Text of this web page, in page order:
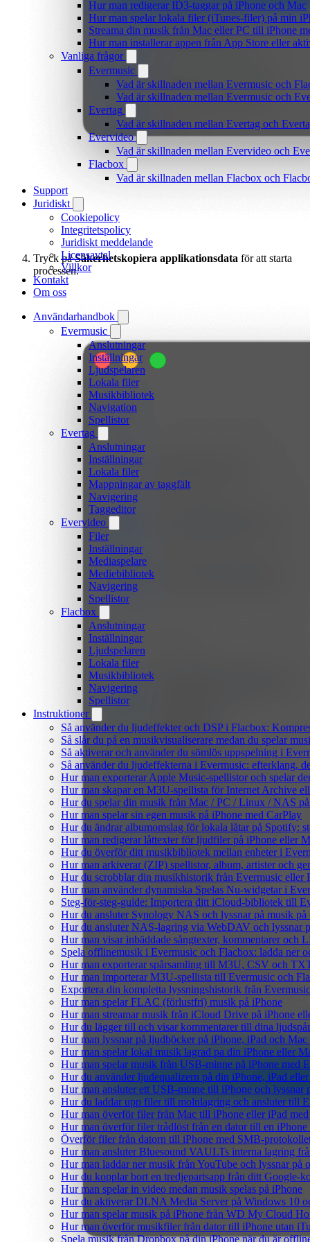
Hur man redigerar ID3-taggar på iPhone och Mac
Hur man spelar lokala filer (iTunes-filer) på min
Streama din musik från Mac eller PC till iPhone
Hur man installerar appen från App Store eller
Vanliga frågor
Evermusic
Vad är skillnaden mellan Evermusic och
Vad är skillnaden mellan Evermusic och
Evertag
Vad är skillnaden mellan Evertag och
Evervideo
Vad är skillnaden mellan Evervideo och
Flacbox
Vad är skillnaden mellan Flacbox och
Support
Juridiskt
Cookiepolicy
Integritetspolicy
Juridiskt meddelande
Licensavtal
Villkor
Kontakt
Om oss
Användarhandbok
Evermusic
Anslutningar
Inställningar
Ljudspelaren
Lokala filer
Musikbibliotek
Navigation
Spellistor
Evertag
Anslutningar
Inställningar
Lokala filer
Mappningar av taggfält
Navigering
Taggeditor
Evervideo
Filer
Inställningar
Mediaspelare
Mediebibliotek
Navigering
Spellistor
Flacbox
Anslutningar
Inställningar
Ljudspelaren
Lokala filer
Musikbibliotek
Navigering
Spellistor
Instruktioner
Så använder du ljudeffekter och DSP i Flacbox:
Så slår du på en musikvisualiserare medan du spelar
Så aktiverar och använder du sömlös uppspelning i
Så använder du ljudeffekterna i Evermusic: efterklang,
Hur man exporterar Apple Music-spellistor och spelar
Hur man skapar en M3U-spellista för Internet Archive
Hur du spelar din musik från Mac / PC / Linux / NAS
Hur man spelar sin egen musik på iPhone med CarPlay
Hur du ändrar albumomslag för lokala låtar på Spotify:
Hur man redigerar låttexter för ljudfiler på iPhone eller
Hur du överför ditt musikbibliotek mellan enheter i
Hur man arkiverar (ZIP) spellistor, album, artister och
Hur du scrobblar din musikhistorik från Evermusic eller
Hur man använder dynamiska Spelas Nu-widgetar i
Steg-för-steg-guide: Importera ditt iCloud-bibliotek till
Hur du ansluter Synology NAS och lyssnar på musik
Hur du ansluter NAS-lagring via WebDAV och lyssnar
Hur man visar inbäddade sångtexter, kommentarer och
Spela offlinemusik i Evermusic och Flacbox: ladda ner
Hur man exporterar spårsamling till M3U, CSV och
Hur man importerar M3U-spellista till Evermusic och
Exportera din kompletta lyssningshistorik från
Hur man spelar FLAC (förlustfri) musik på iPhone
Hur man streamar musik från iCloud Drive på iPhone
Hur du lägger till och visar kommentarer till dina
Hur man lyssnar på ljudböcker på iPhone, iPad och
Hur man spelar lokal musik lagrad pa din iPhone eller
Hur man spelar musik från USB-minne på iPhone med
Hur du använder ljudequalizern på din iPhone, iPad
Hur man ansluter ett USB-minne till iPhone och lyssnar
Hur du laddar upp filer till molnlagring och ansluter till
Hur man överför filer från Mac till iPhone eller iPad
Hur man överför filer trådlöst från en dator till en
Överför filer från datorn till iPhone med SMB-
Hur man ansluter Bluesound VAULTs interna lagring
Hur man laddar ner musik från YouTube och lyssnar på
Hur du kopplar bort en tredjepartsapp från ditt Google-
Hur man spelar in video medan musik spelas på iPhone
Hur du aktiverar DLNA Media Server på Windows 10
Hur man spelar musik på iPhone från WD My Cloud
Hur man överför musikfiler från dator till iPhone utan
Spela musik från Dropbox på din iPhone när du är
Tryck påSäkerhetskopiera applikationsdata för att starta
processen.